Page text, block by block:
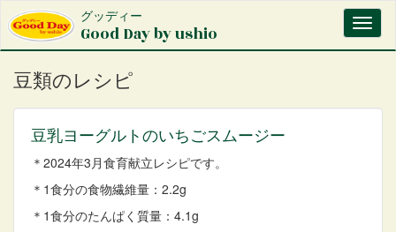
イ
グッディー
Good Day by ushio
豆類のレシピ
豆乳ヨーグルトのいちごスムージー
＊2024年3月食育献立レシピです。
＊1食分の食物繊維量：2.2g
＊1食分のたんぱく質量：4.1g